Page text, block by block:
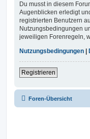
Du musst in diesem
Augenblicken erledigt
registrierten Benutzern
Nutzungsbedingungen
jeweiligen Forenregeln,
Nutzungsbedingungen
Registrieren
Foren-Übersicht